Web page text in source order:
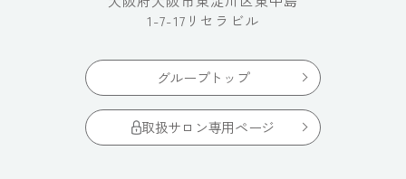
1-7-17リセラビル
グループトップ
取扱サロン専用ページ